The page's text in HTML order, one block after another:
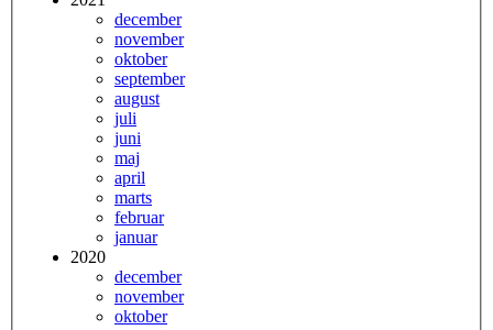
december
november
oktober
september
august
juli
juni
maj
april
marts
februar
januar
2020
december
november
oktober